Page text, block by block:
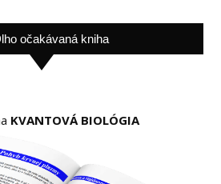
očakávaná kniha
KVANTOVÁ BIOLÓGIA